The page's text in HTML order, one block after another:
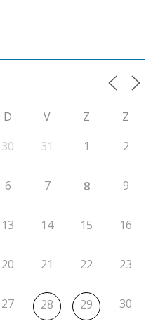
D V Z
Z
30 31 1 2
6 7 8 9
13 14 15 16
20 21 22 23
27 28 29 30